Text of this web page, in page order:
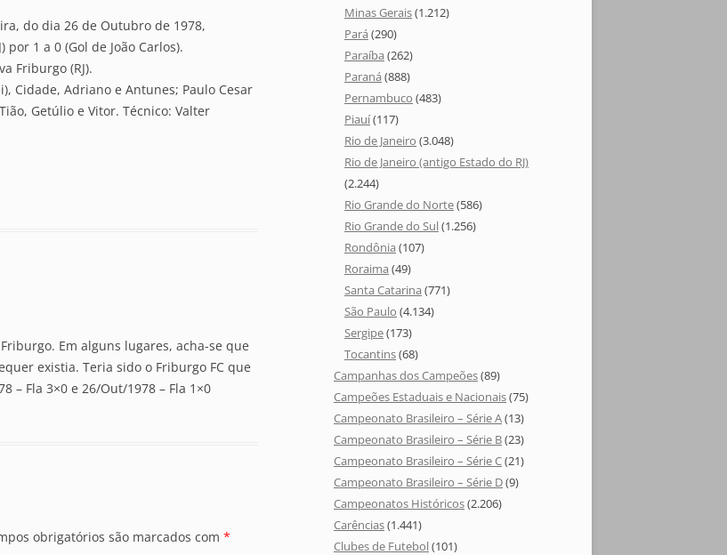
do dia 26 de Outubro de 1978,
por 1 a 0 (Gol de João Carlos).
Friburgo (RJ).
Cidade, Adriano e Antunes; Paulo Cesar
Getúlio e Vitor. Técnico: Valter
Em alguns lugares, acha-se que
existia. Teria sido o Friburgo FC que
– Fla 3×0 e 26/Out/1978 – Fla 1×0
obrigatórios são marcados com *
Minas Gerais(1.212)
Pará (290)
Paraíba (262)
Paraná (888)
Pernambuco (483)
Piauí(117)
Rio de Janeiro (3.048)
Rio de Janeiro (antigo Estado do RJ)
(2.244)
Rio Grande do Norte(586)
Rio Grande do Sul(1.256)
Rondônia (107)
Roraima (49)
Santa Catarina (771)
São Paulo (4.134)
Sergipe(173)
Tocantins(68)
Campanhas dos Campeões(89)
Campeões Estaduais e Nacionais(75)
Campeonato Brasileiro – Série A(13)
Campeonato Brasileiro – Série B(23)
Campeonato Brasileiro – Série C(21)
Campeonato Brasileiro – Série D(9)
Campeonatos Históricos(2.206)
Carências(1.441)
Clubes de Futebol(101)